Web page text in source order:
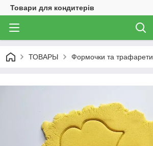
Товари для кондитерів
ТОВАРЫ Формочки та трафарети